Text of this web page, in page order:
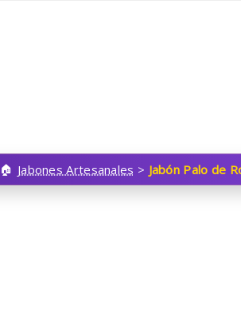
Jabones Artesanales > Jabón Palo de